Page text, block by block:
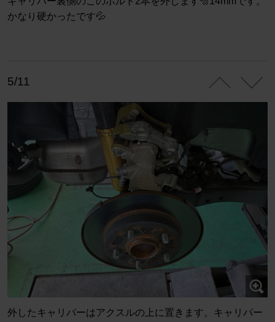
かなり硬かったです💦
5/11
外したキャリパーはアクスルの上に置きます。キャリパー